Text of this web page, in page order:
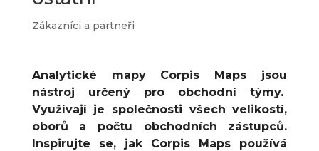
Zákazníci a partneři
Analytické mapy Corpis Maps jsou
nástroj určený pro obchodní týmy.
Využívají je společnosti všech velikostí,
oborů a počtu obchodních zástupců.
Inspirujte se, jak Corpis Maps používá